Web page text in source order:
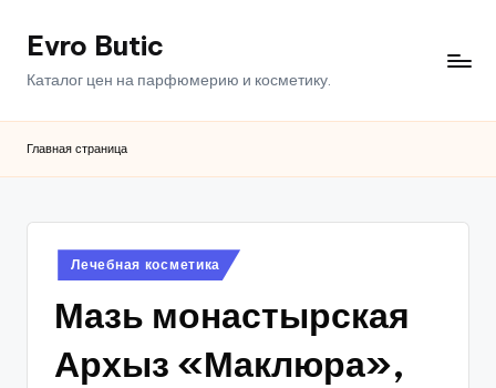
ПерейтиEvro Butic
Каталог цен на парфюмерию и косметику.
Главная страница
Опубликовано
в
Лечебная косметика
Мазь монастырская
Архыз «Маклюра»,